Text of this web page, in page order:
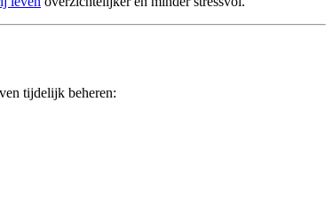
tijdelijk beheren: